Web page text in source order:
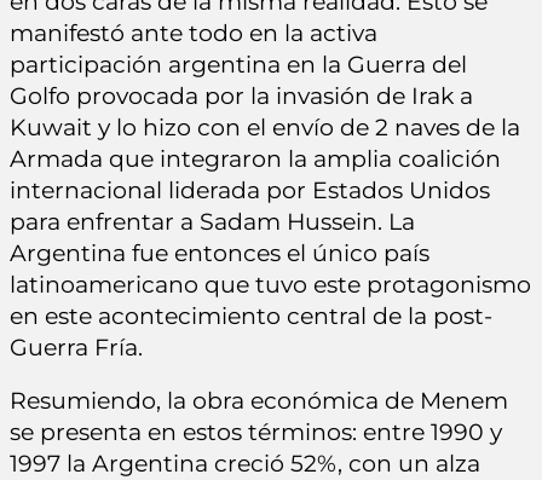
manifestó ante todo en la activa
participación argentina en la Guerra del
Golfo provocada por la invasión de Irak a
Kuwait y lo hizo con el envío de 2 naves de la
Armada que integraron la amplia coalición
internacional liderada por Estados Unidos
para enfrentar a Sadam Hussein. La
Argentina fue entonces el único país
latinoamericano que tuvo este protagonismo
en este acontecimiento central de la post-
Guerra Fría.
Resumiendo, la obra económica de Menem
se presenta en estos términos: entre 1990 y
1997 la Argentina creció 52%, con un alza